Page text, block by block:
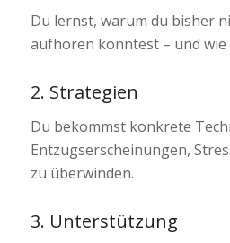
Du lernst, warum du bisher
aufhören konntest – und wie
2. Strategien
Du bekommst konkrete
Entzugserscheinungen,
zu überwinden.
3. Unterstützung